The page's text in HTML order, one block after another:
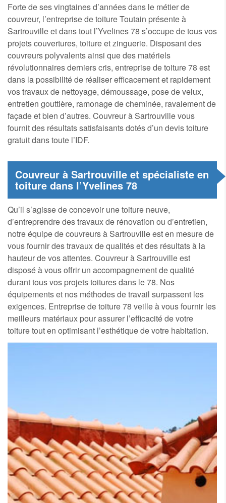
Forte de ses vingtaines d’années dans le métier de
couvreur, l’entreprise de toiture Toutain présente à
Sartrouville et dans tout l’Yvelines 78 s’occupe de tous vos
projets couvertures, toiture et zinguerie. Disposant des
couvreurs polyvalents ainsi que des matériels
révolutionnaires derniers cris, entreprise de toiture 78 est
dans la possibilité de réaliser efficacement et rapidement
vos travaux de nettoyage, démoussage, pose de velux,
entretien gouttière, ramonage de cheminée, ravalement de
façade et bien d’autres. Couvreur à Sartrouville vous
fournit des résultats satisfaisants dotés d’un devis toiture
gratuit dans toute l’IDF.
Couvreur à Sartrouville et spécialiste en
toiture dans l’Yvelines 78
Qu’il s’agisse de concevoir une toiture neuve,
d’entreprendre des travaux de rénovation ou d’entretien,
notre équipe de couvreurs à Sartrouville est en mesure de
vous fournir des travaux de qualités et des résultats à la
hauteur de vos attentes. Couvreur à Sartrouville est
disposé à vous offrir un accompagnement de qualité
durant tous vos projets toitures dans le 78. Nos
équipements et nos méthodes de travail surpassent les
exigences. Entreprise de toiture 78 veille à vous fournir les
meilleurs matériaux pour assurer l’efficacité de votre
toiture tout en optimisant l’esthétique de votre habitation.